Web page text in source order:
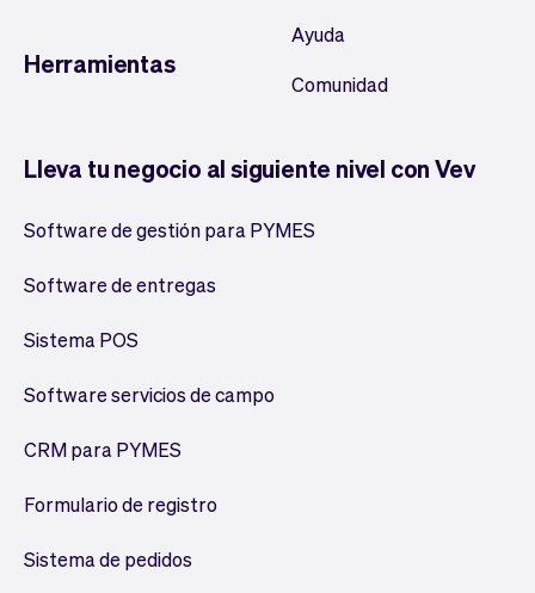
Herramientas
Ayuda
Comunidad
Lleva tu negocio al siguiente nivel con Vev
Software de gestión para PYMES
Software de entregas
Sistema POS
Software servicios de campo
CRM para PYMES
Formulario de registro
Sistema de pedidos